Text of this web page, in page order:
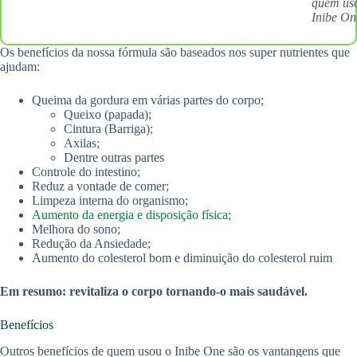
quem
Inibe
Os benefícios da nossa fórmula são baseados nos super nutrientes que
ajudam:
Queima da gordura em várias partes do corpo;
Queixo (papada);
Cintura (Barriga);
Axilas;
Dentre outras partes
Controle do intestino;
Reduz a vontade de comer;
Limpeza interna do organismo;
Aumento da energia e disposição física;
Melhora do sono;
Redução da Ansiedade;
Aumento do colesterol bom e diminuição do colesterol ruim
Em resumo: revitaliza o corpo tornando-o mais saudável.
Benefícios
Outros benefícios de quem usou o Inibe One são os vantangens que